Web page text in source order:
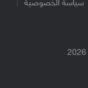
سياسة الخصوصية